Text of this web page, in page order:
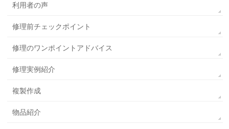
利用者の声
修理前チェックポイント
修理のワンポイントアドバイス
修理実例紹介
複製作成
物品紹介